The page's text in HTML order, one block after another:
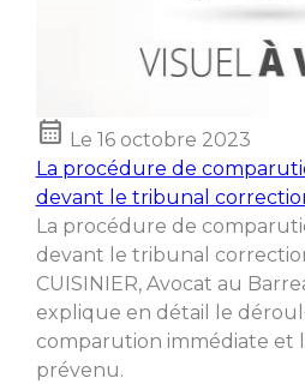
calendar_month Le 16 octobre 2023
La procédure de
devant le tribunal
La procédure de
devant le tribunal
CUISINIER, Avocat au
explique en détail le
comparution immédiate et
prévenu.